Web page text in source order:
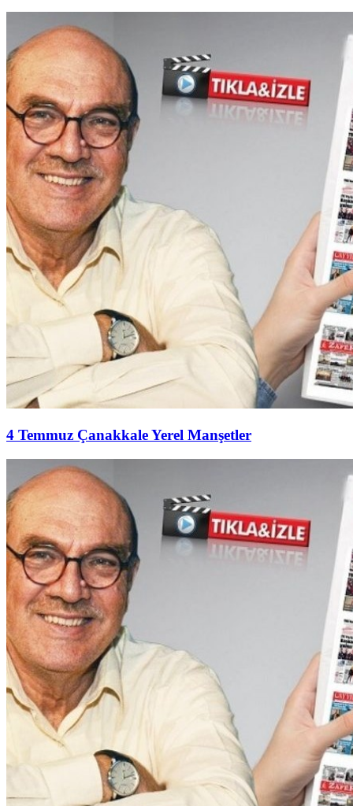
4 Temmuz Çanakkale Yerel Manşetler